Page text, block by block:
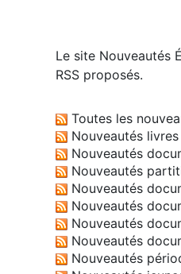
Le site Nouveautés
RSS proposés.
Toutes les
Nouveautés livres
Nouveautés
Nouveautés
Nouveautés
Nouveautés
Nouveautés
Nouveautés
Nouveautés